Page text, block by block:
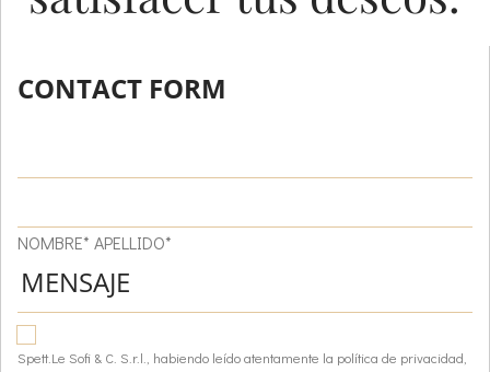
CONTACT FORM
NOMBRE* APELLIDO*
Spett.Le Sofi & C. S.r.l., habiendo leído atentamente la política de privacidad,